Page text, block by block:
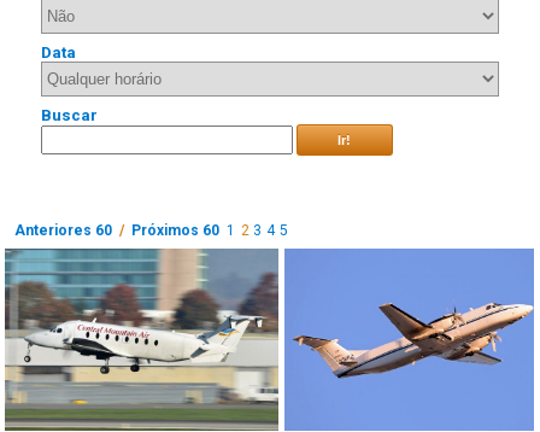
Data
Buscar
Ir!
Anteriores 60 / Próximos 60 1 2 3 4 5